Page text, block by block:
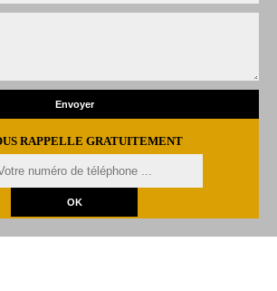
RAPPELLE GRATUITEMENT